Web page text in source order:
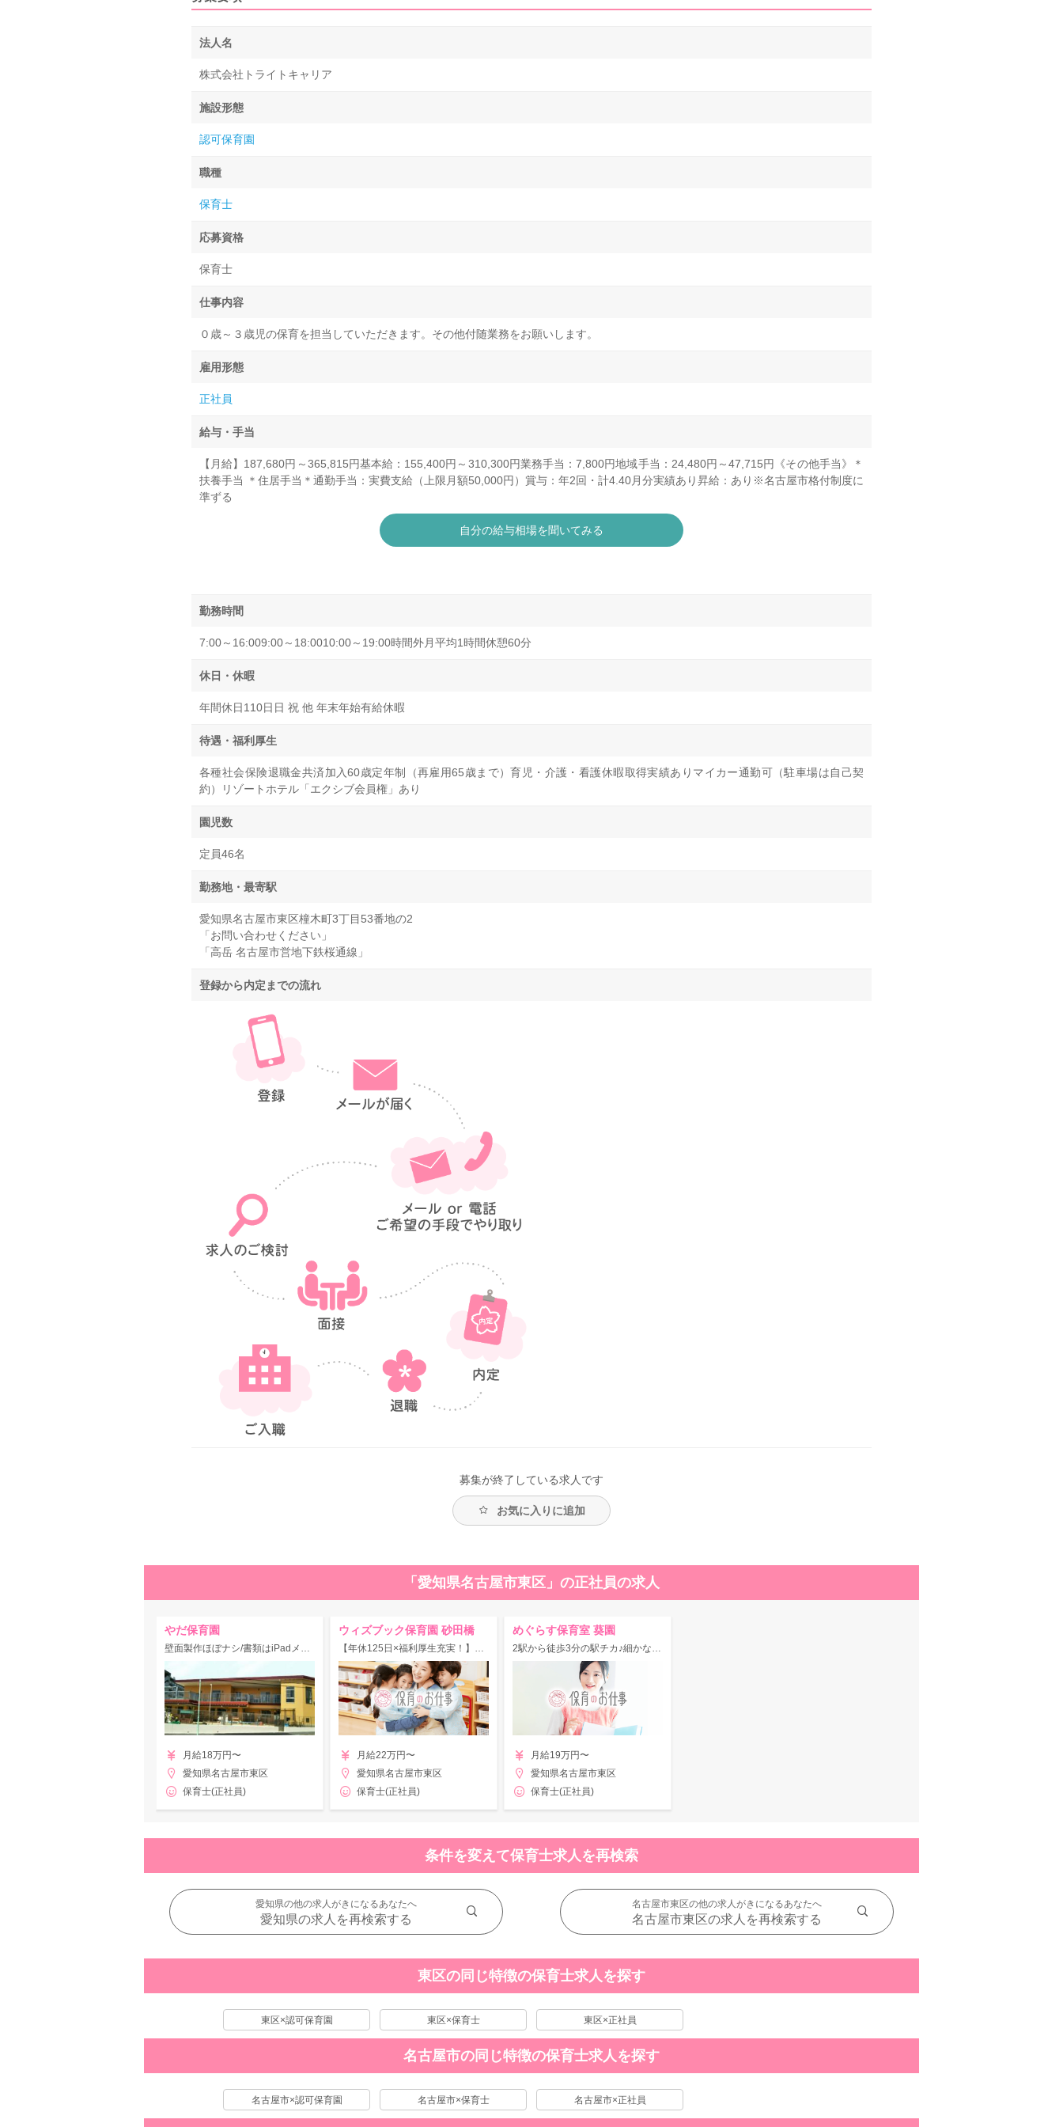
法人名
株式会社トライトキャリア
施設形態
認可保育園
職種
保育士
応募資格
保育士
仕事内容
０歳～３歳児の保育を担当していただきます。その他付随業務をお願いします。
雇用形態
正社員
給与・手当
【月給】187,680円～365,815円基本給：155,400円～310,300円業務手当：7,800円地域手当：24,480円～47,715円《その他手当》＊
扶養手当 ＊住居手当＊通勤手当：実費支給（上限月額50,000円）賞与：年2回・計4.40月分実績あり昇給：あり※名古屋市格付制度に
準ずる
自分の給与相場を聞いてみる
勤務時間
7:00～16:009:00～18:0010:00～19:00時間外月平均1時間休憩60分
休日・休暇
年間休日110日日 祝 他 年末年始有給休暇
待遇・福利厚生
各種社会保険退職金共済加入60歳定年制（再雇用65歳まで）育児・介護・看護休暇取得実績ありマイカー通勤可（駐車場は自己契
約）リゾートホテル「エクシブ会員権」あり
園児数
定員46名
勤務地・最寄駅
愛知県名古屋市東区橦木町3丁目53番地の2
「お問い合わせください」
「高岳 名古屋市営地下鉄桜通線」
登録から内定までの流れ
募集が終了している求人です
お気に入りに追加
「愛知県名古屋市東区」の正社員の求人
やだ保育園
壁面製作ほぼナシ/書類はiPadメイン/残業は月1H程度/有給初年度から20日付与♪etc、働きやすさ抜群◎
月給18万円〜
愛知県名古屋市東区
保育士(正社員)
ウィズブック保育園 砂田橋
【年休125日×福利厚生充実！】残業ゼロ目標♪定着率高め◎
月給22万円〜
愛知県名古屋市東区
保育士(正社員)
めぐらす保育室 葵園
2駅から徒歩3分の駅チカ♪細かなところまで目が届く少人数制で手厚い保育を提供できますよ☆
月給19万円〜
愛知県名古屋市東区
保育士(正社員)
条件を変えて保育士求人を再検索
愛知県の他の求人がきになるあなたへ
愛知県の求人を再検索する
名古屋市東区の他の求人がきになるあなたへ
名古屋市東区の求人を再検索する
東区の同じ特徴の保育士求人を探す
東区×認可保育園 東区×保育士 東区×正社員
名古屋市の同じ特徴の保育士求人を探す
名古屋市×認可保育園 名古屋市×保育士 名古屋市×正社員